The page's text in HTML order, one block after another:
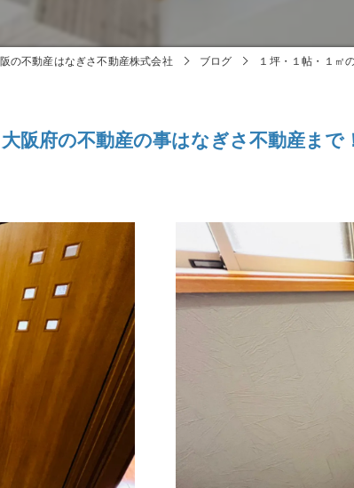
の不動産はなぎさ不動産株式会社 ブログ １坪・１帖・１㎡
阪府の不動産の事はなぎさ不動産まで